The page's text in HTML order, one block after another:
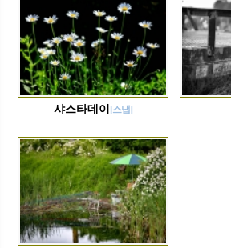
샤스타데이 [스냅]